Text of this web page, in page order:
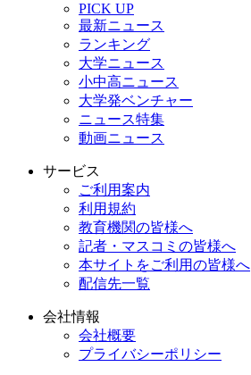
PICK UP
最新ニュース
ランキング
大学ニュース
小中高ニュース
大学発ベンチャー
ニュース特集
動画ニュース
サービス
ご利用案内
利用規約
教育機関の皆様へ
記者・マスコミの皆様へ
本サイトをご利用の皆様へ
配信先一覧
会社情報
会社概要
プライバシーポリシー